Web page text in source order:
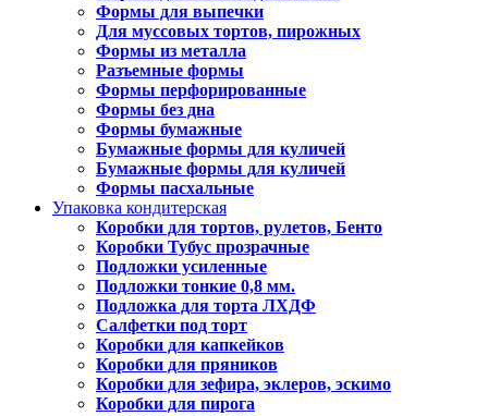
Формы для выпечки
Для муссовых тортов, пирожных
Формы из металла
Разъемные формы
Формы перфорированные
Формы без дна
Формы бумажные
Бумажные формы для куличей
Бумажные формы для куличей
Формы пасхальные
Упаковка кондитерская
Коробки для тортов, рулетов, Бенто
Коробки Тубус прозрачные
Подложки усиленные
Подложки тонкие 0,8 мм.
Подложка для торта ЛХДФ
Салфетки под торт
Коробки для капкейков
Коробки для пряников
Коробки для зефира, эклеров, эскимо
Коробки для пирога